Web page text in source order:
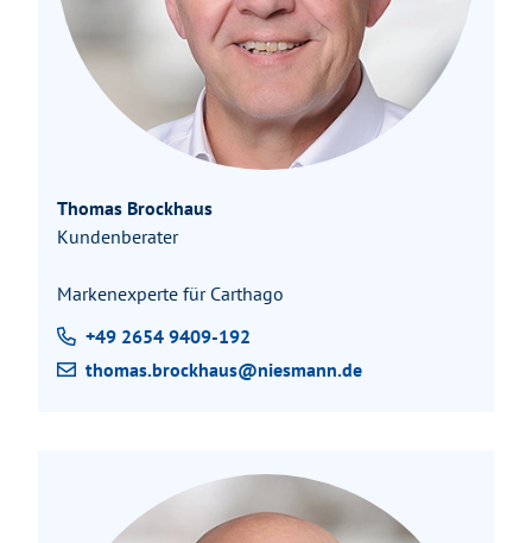
Thomas Brockhaus
Kundenberater
Markenexperte für Carthago
+49 2654 9409-192
thomas.brockhaus@niesmann.de